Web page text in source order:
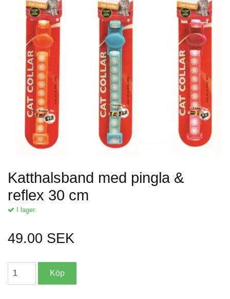
Katthalsband med pingla &
reflex 30 cm
I lager.
49.00 SEK